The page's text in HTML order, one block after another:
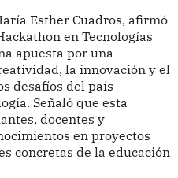
Esther Cuadros, afirmó
en Tecnologías
apuesta por una
la innovación y el
desafíos del país
Señaló que esta
docentes y
en proyectos
concretas de la educación